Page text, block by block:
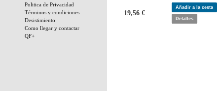
Politica de Privacidad
Términos y condiciones
Desistimiento
Como llegar y contactar
QF+
19,56 €
Añadir a la cesta
Detalles